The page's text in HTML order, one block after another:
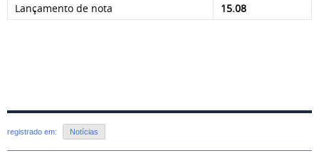
Lançamento de nota 15.08
registrado em: Notícias